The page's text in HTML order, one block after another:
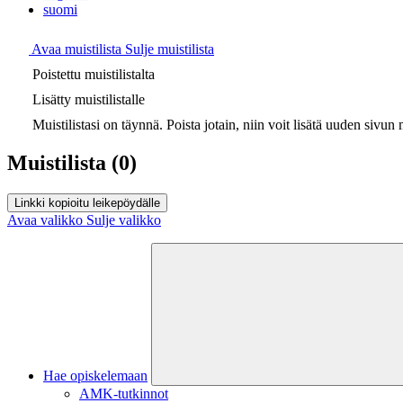
suomi
Avaa muistilista Sulje muistilista
Poistettu muistilistalta
Lisätty muistilistalle
Muistilistasi on täynnä. Poista jotain, niin voit lisätä uuden sivun
Muistilista (0)
Linkki kopioitu leikepöydälle
Avaa valikko Sulje valikko
Hae opiskelemaan
AMK-tutkinnot